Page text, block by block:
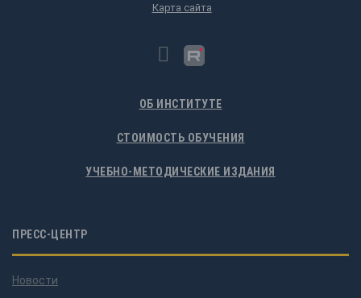
Карта сайта
ОБ ИНСТИТУТЕ
СТОИМОСТЬ ОБУЧЕНИЯ
УЧЕБНО-МЕТОДИЧЕСКИЕ ИЗДАНИЯ
ПРЕСС-ЦЕНТР
Новости